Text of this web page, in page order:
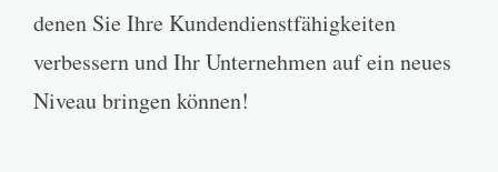
denen Sie Ihre Kundendienstfähigkeiten
verbessern und Ihr Unternehmen auf ein neues
Niveau bringen können!